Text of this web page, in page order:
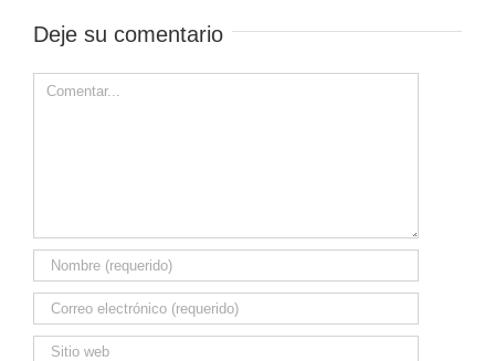
Deje su comentario
Comment